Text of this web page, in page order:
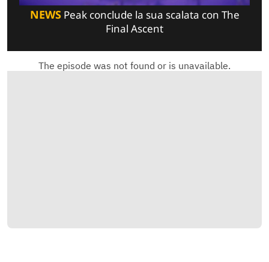
NEWSPeak conclude la sua scalata con The
Final Ascent